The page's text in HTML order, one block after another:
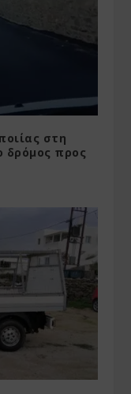
στη
δρόμος προς